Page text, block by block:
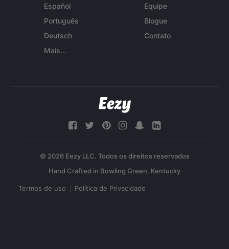
Español
Português
Deutsch
Mais...
Equipe
Blogue
Contato
© 2026 Eezy LLC. Todos os direitos reservados
Termos de uso Política de Privacidade